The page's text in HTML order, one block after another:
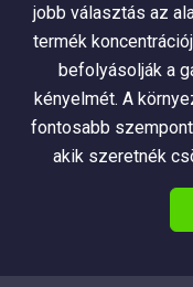
jobb választás az
termék
befolyásolják a
kényelmét. A
fontosabb
akik szeretnék